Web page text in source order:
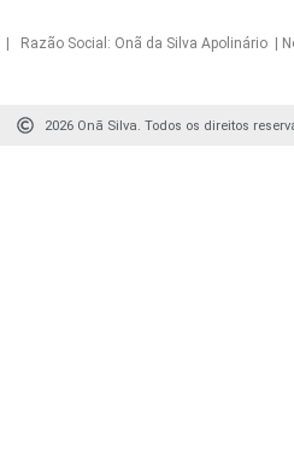
| Razão Social: Onã da Silva Apolinário
2026 Onã Silva. Todos os direitos